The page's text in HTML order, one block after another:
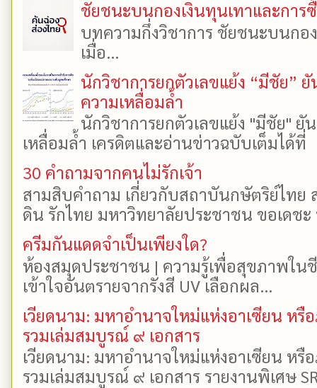
ชัยชนะบนกองเงินทุนเทาและการ
บทความกึ่งวิชาการ ชัยชนะบนกอ
เมื่อ...
นักวิชาการยกตัวเลขแย้ง “มีชัย”
ความเหลื่อมล้ำ
นักวิชาการยกตัวเลขแย้ง "มีชัย"
เหลื่อมล้ำ เครดิตและอ่านข่าวฉบับเต็มได้
30 คำถามจากคนไม่รักเจ้า
สามสิบคำถาม เกี่ยวกับสถาบันกษัตริย์ไทย
ดิน รักไทย มหาวิทยาลัยประชาชน ขอเดช
ครีมกันแดดจำเป็นเพียงใด?
ห้องสมุดประชาชน | ความรู้เพื่อสุขภาพใน
เข้าใจอันตรายจากรังสี UV เลือกผล...
เวียดนาม: มหาอำนาจใหม่แห่งอาเซียน ห
รวมเล่มสมบูรณ์ ๙ เอกสาร
เวียดนาม: มหาอำนาจใหม่แห่งอาเซียน ห
รวมเล่มสมบูรณ์ ๙ เอกสาร รายงานพิเศษ